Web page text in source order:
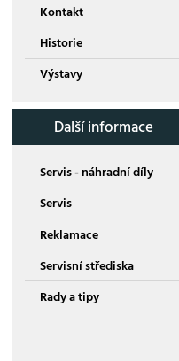
Kontakt
Historie
Výstavy
Další informace
Servis - náhradní díly
Servis
Reklamace
Servisní střediska
Rady a tipy